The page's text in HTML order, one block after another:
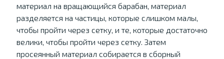
материал на вращающийся барабан, материал
разделяется на частицы, которые слишком малы,
чтобы пройти через сетку, и те, которые достаточно
велики, чтобы пройти через сетку. Затем
просеянный материал собирается в сборный